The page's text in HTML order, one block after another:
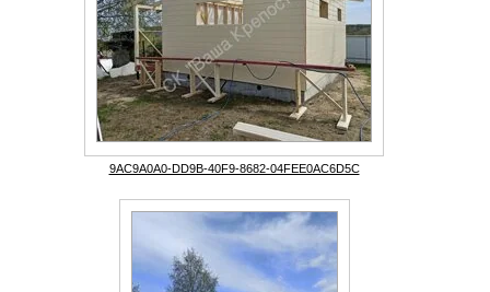
9AC9A0A0-DD9B-40F9-8682-04FEE0AC6D5C